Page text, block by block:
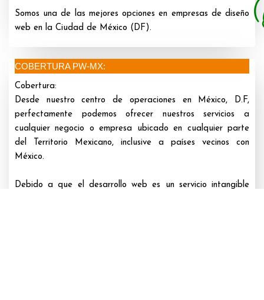
Somos una de las mejores opciones en empresas de diseño
web en la Ciudad de México (DF).
COBERTURA PW-MX:
Cobertura:
Desde nuestro centro de operaciones en México, D.F,
perfectamente podemos ofrecer nuestros servicios a
cualquier negocio o empresa ubicado en cualquier parte
del Territorio Mexicano, inclusive a países vecinos con
México.
Debido a que el desarrollo web es un servicio intangible